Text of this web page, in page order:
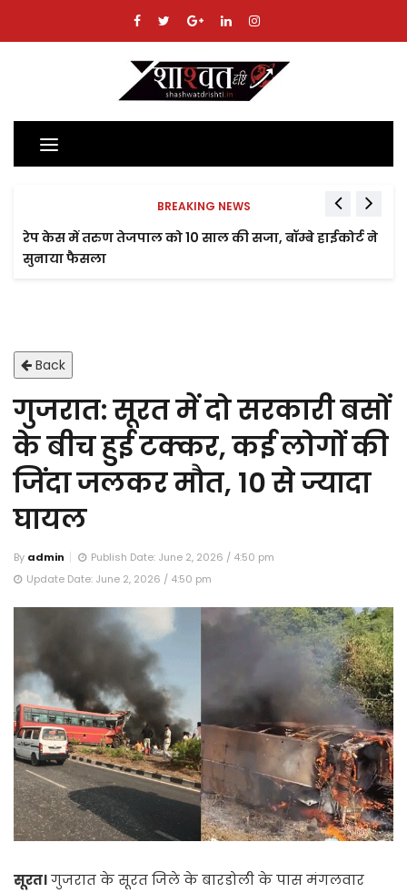
Toggle
navigation
BREAKING NEWS
रेप केस में तरुण तेजपाल को 10 साल की सजा, बॉम्बे हाईकोर्ट ने
सुनाया फैसला
Back
गुजरात: सूरत में दो सरकारी बसों
के बीच हुई टक्कर, कई लोगों की
जिंदा जलकर मौत, 10 से ज्यादा
घायल
By admin
Publish Date: June 2, 2026 / 4:50 pm
Update Date: June 2, 2026 / 4:50 pm
सूरत।गुजरात के सूरत जिले के बारडोली के पास मंगलवार